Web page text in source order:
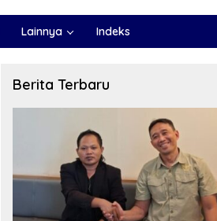
Lainnya Indeks
Berita Terbaru